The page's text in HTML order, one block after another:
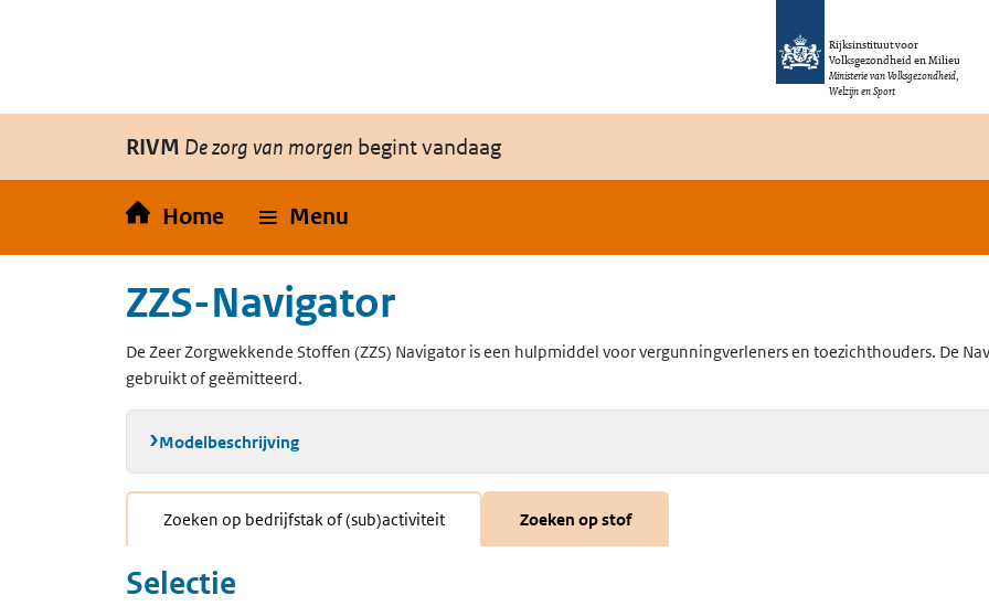
Rijksinstituut voor
Volksgezondheid en Milieu
Ministerie van Volksgezondheid,
Welzijn en Sport
RIVM De zorg van morgen begint vandaag
Home Menu
ZZS-Navigator
De Zeer Zorgwekkende Stoffen (ZZS) Navigator is een hulpmiddel voor vergunningverleners en toezichthouders. De
gebruikt of geëmitteerd.
Modelbeschrijving
Zoeken op bedrijfstak of (sub)activiteit Zoeken op stof
Selectie